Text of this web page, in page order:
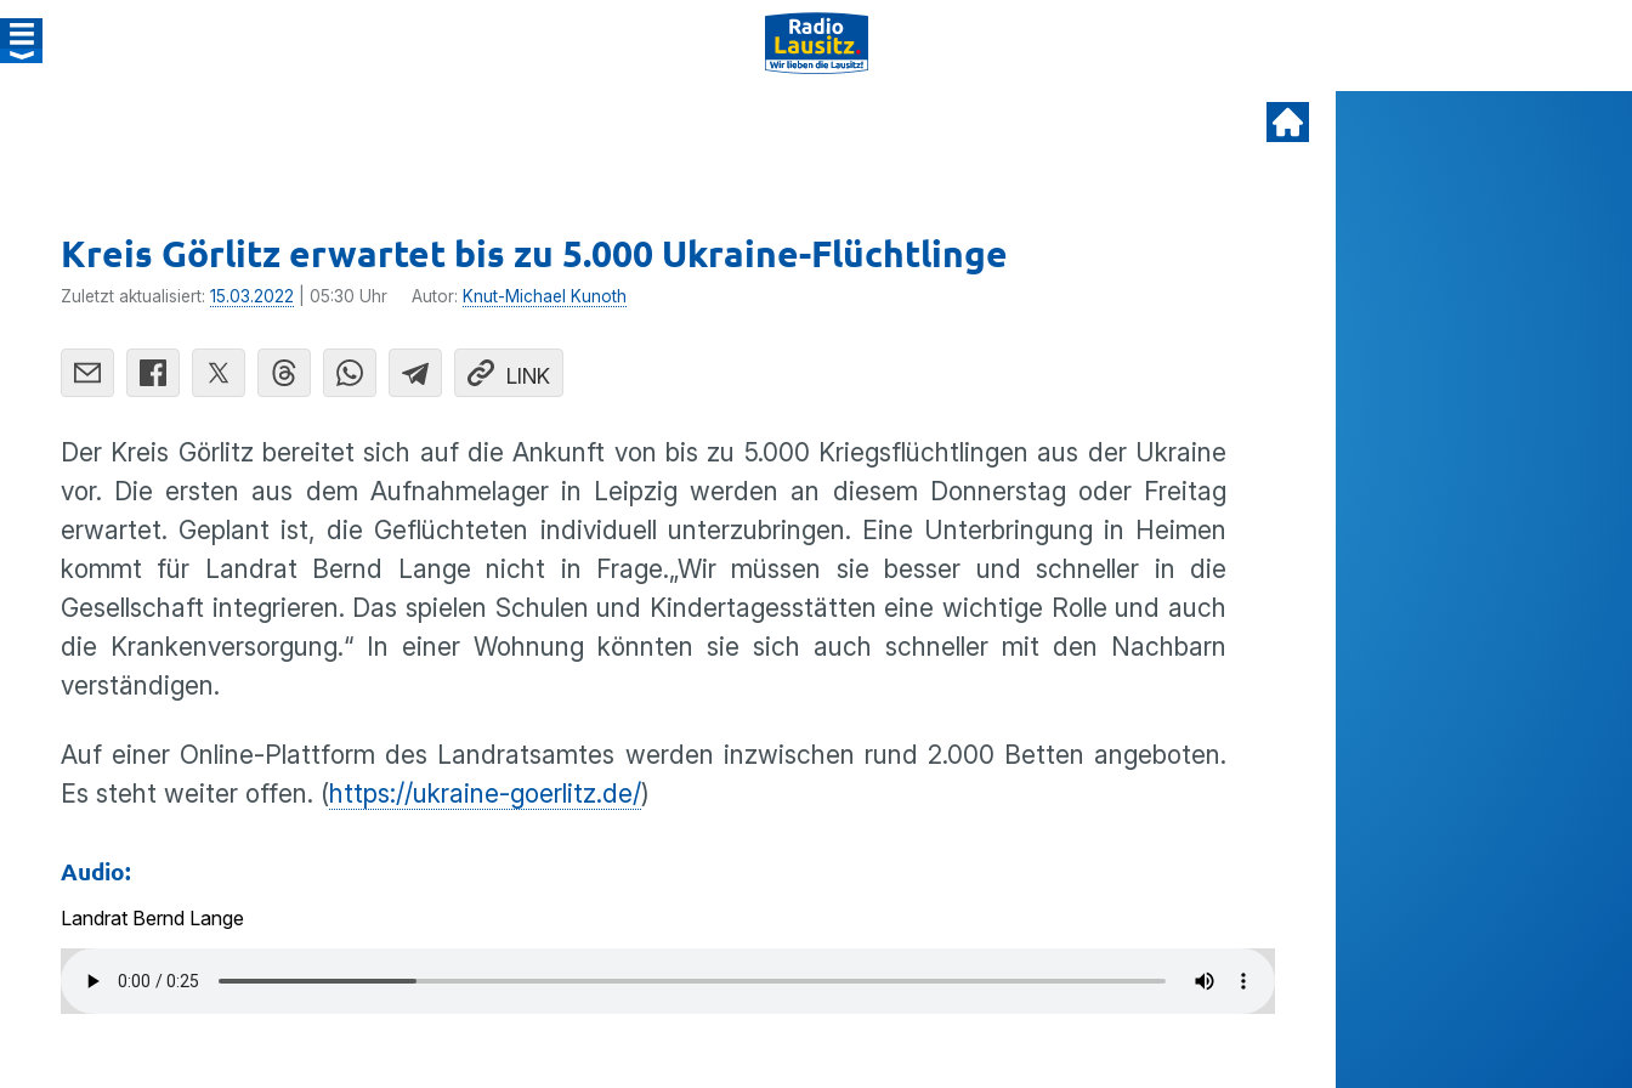
Kreis Görlitz erwartet bis zu 5.000 Ukraine-Flüchtlinge
Zuletzt aktualisiert: 15.03.2022 | 05:30 Uhr Autor: Knut-Michael Kunoth
LINK
Der Kreis Görlitz bereitet sich auf die Ankunft von bis zu 5.000 Kriegsflüchtlingen aus der Ukraine
vor. Die ersten aus dem Aufnahmelager in Leipzig werden an diesem Donnerstag oder Freitag
erwartet. Geplant ist, die Geflüchteten individuell unterzubringen. Eine Unterbringung in Heimen
kommt für Landrat Bernd Lange nicht in Frage.„Wir müssen sie besser und schneller in die
Gesellschaft integrieren. Das spielen Schulen und Kindertagesstätten eine wichtige Rolle und auch
die Krankenversorgung.“ In einer Wohnung könnten sie sich auch schneller mit den Nachbarn
verständigen.
Auf einer Online-Plattform des Landratsamtes werden inzwischen rund 2.000 Betten angeboten.
Es steht weiter offen. (https://ukraine-goerlitz.de/)
Audio:
Landrat Bernd Lange